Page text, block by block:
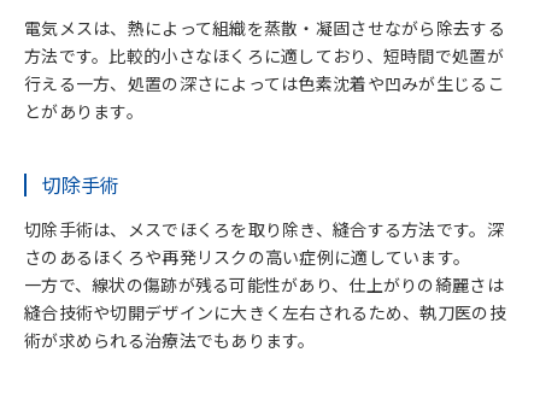
電気メスは、熱によって組織を蒸散・凝固させながら除去する
方法です。比較的小さなほくろに適しており、短時間で処置が
行える一方、処置の深さによっては色素沈着や凹みが生じるこ
とがあります。
切除手術
切除手術は、メスでほくろを取り除き、縫合する方法です。深
さのあるほくろや再発リスクの高い症例に適しています。
一方で、線状の傷跡が残る可能性があり、仕上がりの綺麗さは
縫合技術や切開デザインに大きく左右されるため、執刀医の技
術が求められる治療法でもあります。